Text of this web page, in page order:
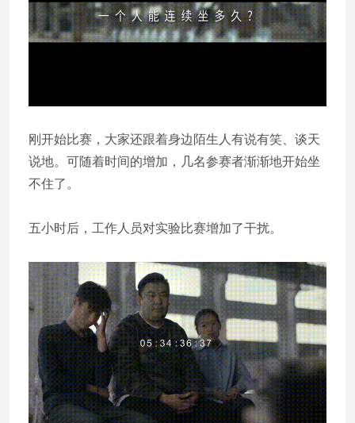
刚开始比赛，大家还跟着身边陌生人有说有笑、谈天
说地。可随着时间的增加，几名参赛者渐渐地开始坐
不住了。
五小时后，工作人员对实验比赛增加了干扰。